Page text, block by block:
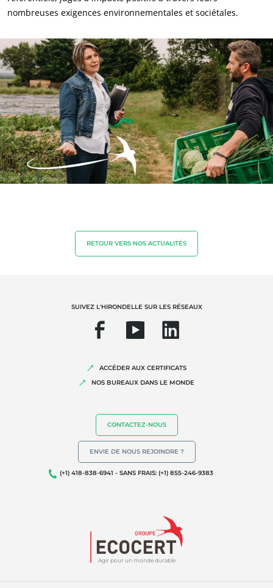
Commerce équitable
Qualité et securité alimentaire
Responsabilité sociétale des entreprises
Biodiversité et changement climatique
Allégations environnementales
nombreuses exigences environnementales et sociétales.
RETOUR VERS NOS ACTUALITÉS
Agir pour un monde durable
SUIVEZ L'HIRONDELLE SUR LES RÉSEAUX
ACCÉDER AUX CERTIFICATS
NOS BUREAUX DANS LE MONDE
CONTACTEZ-NOUS
ENVIE DE NOUS REJOINDRE ?
(+1) 418-838-6941 - SANS FRAIS: (+1) 855-246-9383